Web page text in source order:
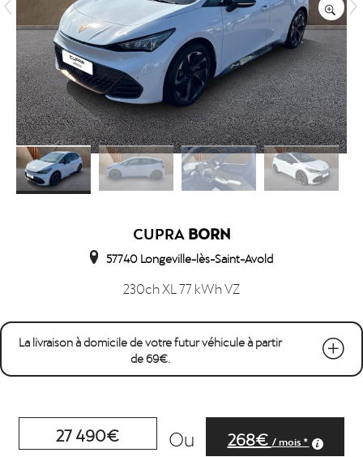
CUPRA BORN
230ch XL 77 kWh VZ
57740 Longeville-lès-Saint-Avold
27 490€ Ou 268€ / mois *
La livraison à domicile de votre futur véhicule à partir
de 69€.